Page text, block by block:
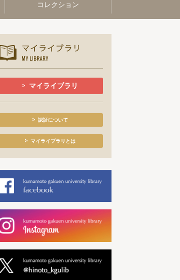
コレクション
マイライブラリ
認証について
マイライブラリとは